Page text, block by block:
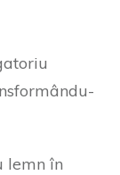
lemn în